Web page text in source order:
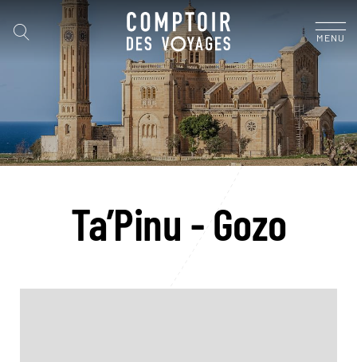
MENU
Ta’Pinu - Gozo